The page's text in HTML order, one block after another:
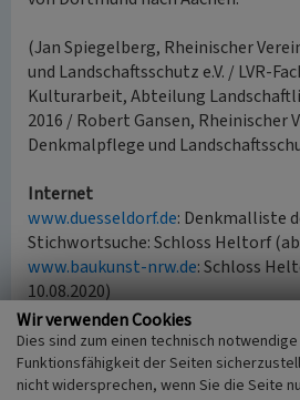
(Jan Spiegelberg, Rheinischer
und Landschaftsschutz e.V. / LVR-
Kulturarbeit, Abteilung
2016 / Robert Gansen, Rheinischer
Denkmalpflege und
Internet
www.duesseldorf.de: Denkmalliste
Stichwortsuche: Schloss Heltorf
www.baukunst-nrw.de: Schloss
10.08.2020)
www.von-scheidt-weschpfennig.de
(abgerufen 10.08.2020)
www.forst-graf-spee.de: Gräflich
Forstbetriebe Heltorf (abgerufen
Wir verwenden Cookies
Dies sind zum einen technisch
Funktionsfähigkeit der Seiten
nicht widersprechen, wenn Sie die Seite